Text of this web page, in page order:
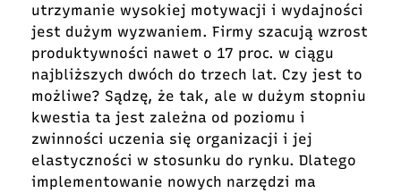
utrzymanie wysokiej motywacji i wydajności
jest dużym wyzwaniem. Firmy szacują wzrost
produktywności nawet o 17 proc. w ciągu
najbliższych dwóch do trzech lat. Czy jest to
możliwe? Sądzę, że tak, ale w dużym stopniu
kwestia ta jest zależna od poziomu i
zwinności uczenia się organizacji i jej
elastyczności w stosunku do rynku. Dlatego
implementowanie nowych narzędzi ma